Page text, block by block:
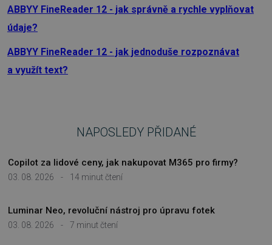
ABBYY FineReader 12 - jak správně a rychle vyplňovat
údaje?
ABBYY FineReader 12 - jak jednoduše rozpoznávat
a využít text?
NAPOSLEDY PŘIDANÉ
03. 08. 2026 - 14 minut čtení
Copilot za lidové ceny, jak nakupovat M365 pro firmy?
03. 08. 2026 - 7 minut čtení
Luminar Neo, revoluční nástroj pro úpravu fotek
stránky nelze bez nezbytně nutných souborů
cookie správně používat.
.discordapp.net
54 sekund